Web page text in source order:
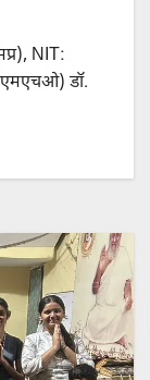
NIT:
डॉ.